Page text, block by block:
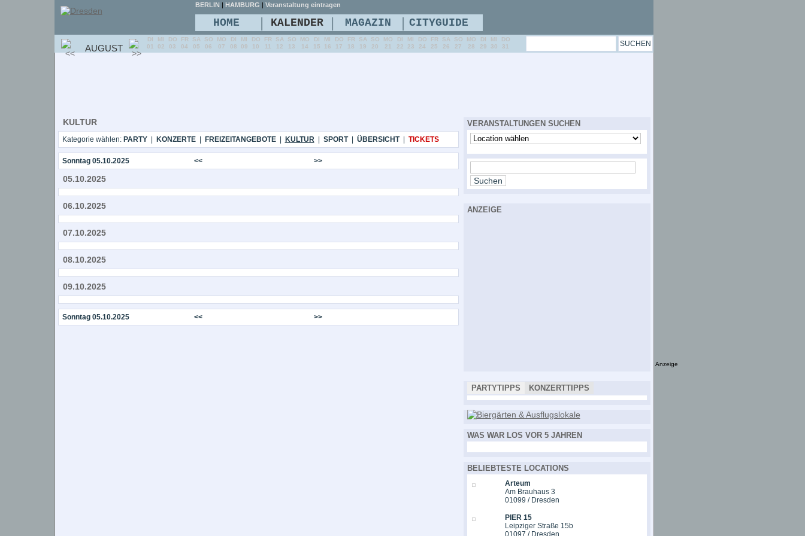
KULTUR
Kategorie wählen: PARTY| KONZERTE| FREIZEITANGEBOTE| KULTUR| SPORT| ÜBERSICHT| TICKETS
Sonntag 05.10.2025 << >>
05.10.2025
06.10.2025
07.10.2025
08.10.2025
09.10.2025
Sonntag 05.10.2025 << >>
VERANSTALTUNGEN SUCHEN
ANZEIGE
PARTYTIPPS KONZERTTIPPS
WAS WAR LOS VOR 5 JAHREN
BELIEBTESTE LOCATIONS
Arteum
Am Brauhaus 3
01099 / Dresden
PIER 15
Leipziger Straße 15b
01097 / Dresden
BERLIN | HAMBURG | Veranstaltung eintragen
HOME | KALENDER | MAGAZIN | CITYGUIDE
AUGUST
DI
01
MI
02
DO
03
FR
04
SA
05
SO
06
MO
07
DI
08
MI
09
DO
10
FR
11
SA
12
SO
13
MO
14
DI
15
MI
16
DO
17
FR
18
SA
19
SO
20
MO
21
DI
22
MI
23
DO
24
FR
25
SA
26
SO
27
MO
28
DI
29
MI
30
DO
31
Anzeige